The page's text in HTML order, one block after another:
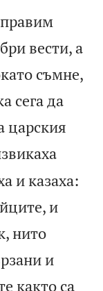
вести, а
съмне,
сега да
царския
и казаха:
и
нито
и
както са